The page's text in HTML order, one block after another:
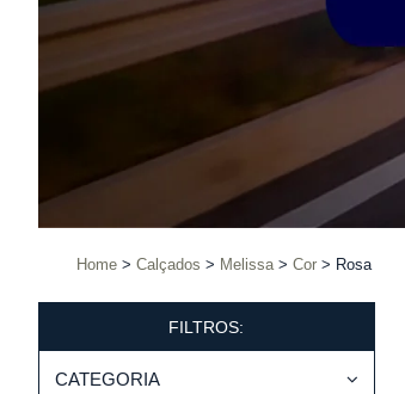
Home Calçados Melissa Cor Rosa
FILTROS:
CATEGORIA